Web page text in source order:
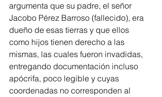
argumenta que su padre, el señor
Jacobo Pérez Barroso (fallecido), era
dueño de esas tierras y que ellos
como hijos tienen derecho a las
mismas, las cuales fueron invadidas,
entregando documentación incluso
apócrifa, poco legible y cuyas
coordenadas no corresponden al